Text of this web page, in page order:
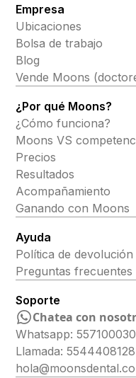
Empresa
Ubicaciones
Bolsa de trabajo
Blog
Vende Moons
¿Por qué Moons?
¿Cómo funciona?
Moons VS
Precios
Resultados
Acompañamiento
Ganando con Moons
Ayuda
Política de devolución
Preguntas frecuentes
Soporte
Chatea con
Whatsapp:
Llamada: 5544408128